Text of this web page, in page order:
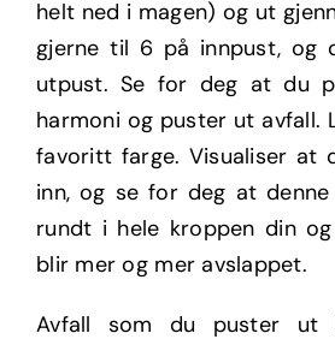
helt ned i magen) og ut
gjerne til 6 på innpust, og
utpust. Se for deg at du
harmoni og puster ut avfall.
favoritt farge. Visualiser at
inn, og se for deg at
rundt i hele kroppen din
blir mer og mer avslappet.
Avfall som du puster ut